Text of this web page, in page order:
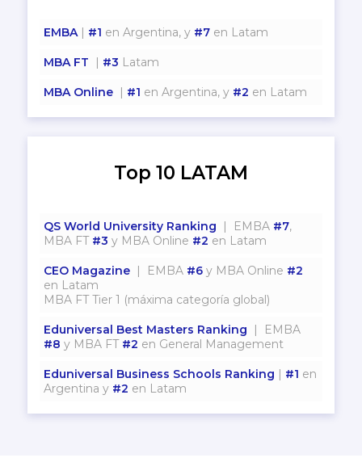
EMBA| #1 en Argentina, y #7en Latam
MBA FT | #3 Latam
MBA Online | #1 en Argentina, y #2 en Latam
Top 10 LATAM
QS World University Ranking | EMBA #7,
MBA FT #3 y MBA Online #2 en Latam
CEO Magazine | EMBA #6y MBA Online #2
en Latam
MBA FT Tier 1 (máxima categoría global)
Eduniversal Best Masters Ranking
| EMBA
#8 y MBA FT #2 en General Management
Eduniversal Business Schools Ranking | #1 en
Argentina y #2 en Latam